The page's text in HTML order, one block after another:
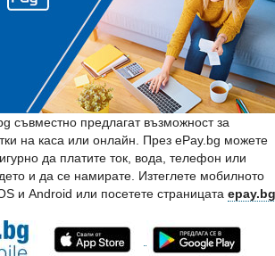
съвместно предлагат възможност за
на каса или онлайн. През ePay.bg можете
да платите ток, вода, телефон или
и да се намирате. Изтеглете мобилното
и Android или посетете страницата